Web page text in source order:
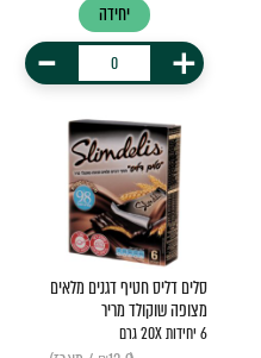
יחידה
+
-
סלים דליס חטיף דגנים מלאים
מצופה שוקולד מריר
6 יחידות 20X גרם